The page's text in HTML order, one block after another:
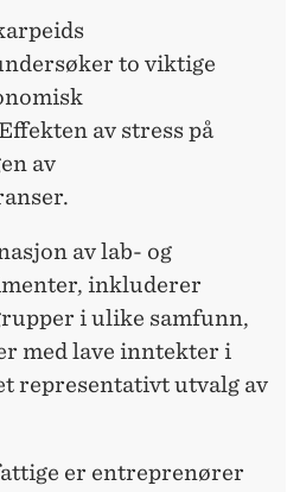
to viktige
av stress på
av
av lab- og
inkluderer
i ulike samfunn,
med lave inntekter i
representativt utvalg av
er entreprenører